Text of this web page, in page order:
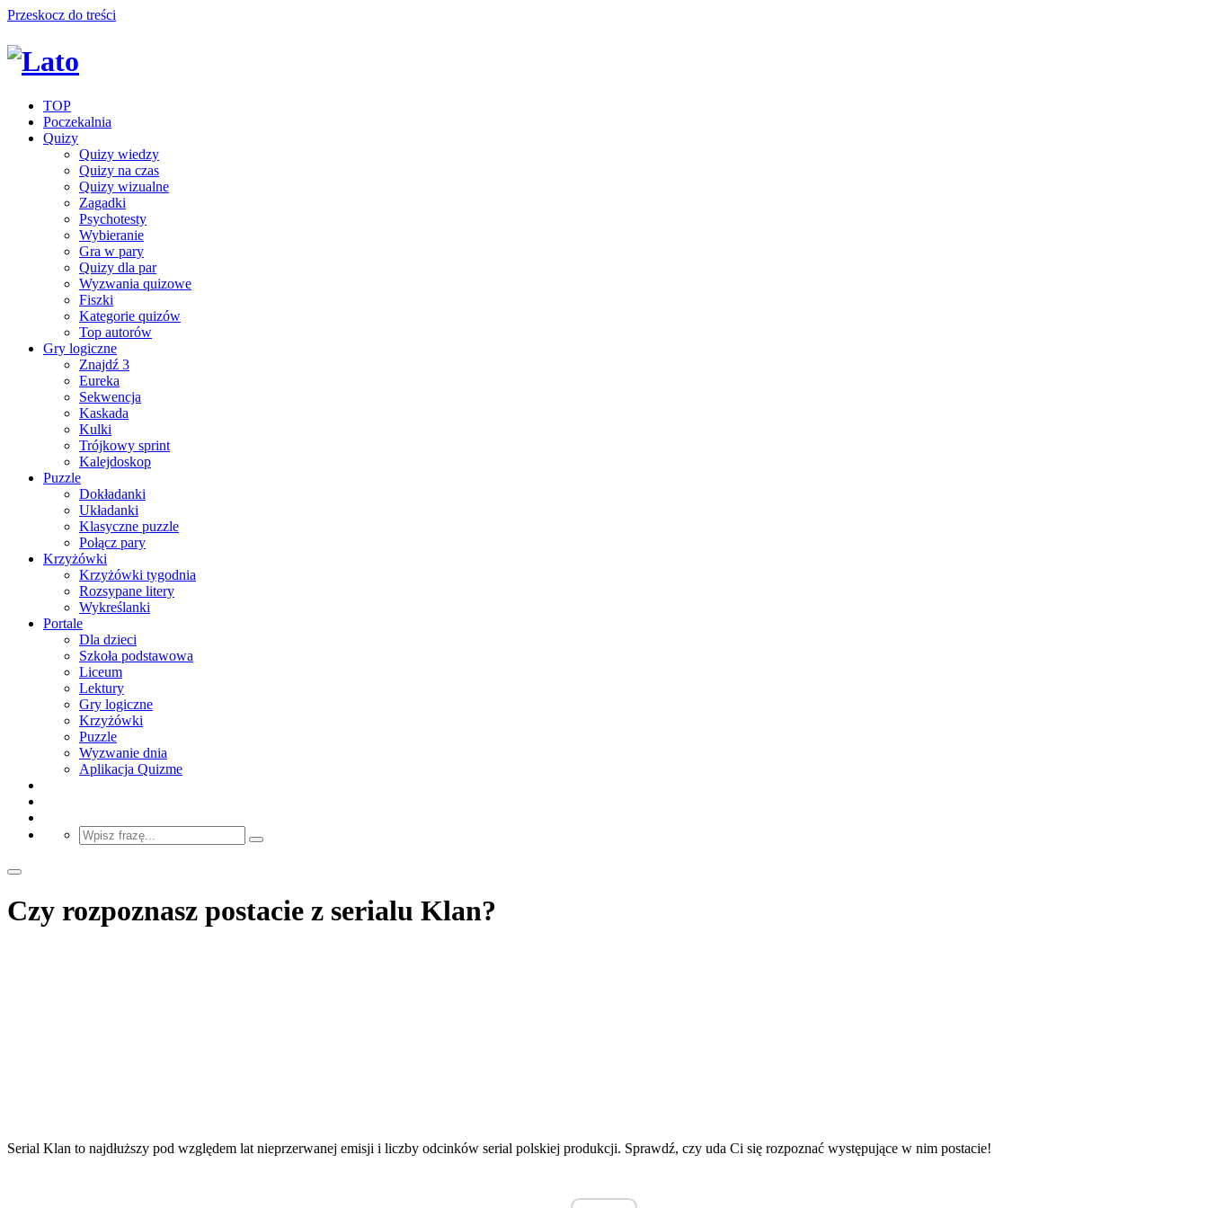
Przeskocz do treści
TOP
Poczekalnia
Quizy
Quizy wiedzy
Quizy na czas
Quizy wizualne
Zagadki
Psychotesty
Wybieranie
Gra w pary
Quizy dla par
Wyzwania quizowe
Fiszki
Kategorie quizów
Top autorów
Gry logiczne
Znajdź 3
Eureka
Sekwencja
Kaskada
Kulki
Trójkowy sprint
Kalejdoskop
Puzzle
Dokładanki
Układanki
Klasyczne puzzle
Połącz pary
Krzyżówki
Krzyżówki tygodnia
Rozsypane litery
Wykreślanki
Portale
Dla dzieci
Szkoła podstawowa
Liceum
Lektury
Gry logiczne
Krzyżówki
Puzzle
Wyzwanie dnia
Aplikacja Quizme
Czy rozpoznasz postacie z serialu Klan?
Serial Klan to najdłuższy pod względem lat nieprzerwanej emisji i liczby odcinków serial polskiej produkcji. Sprawdź, czy uda Ci się rozpoznać występujące w nim postacie!